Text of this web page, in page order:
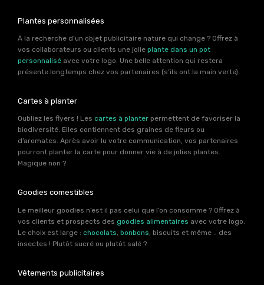
Plantes personnalisées
À la recherche d’un objet publicitaire nature qui change ? Offrez à
vos collaborateurs ou clients une jolie plante dans un pot
personnalisé avec votre logo. Une belle attention qui restera
présente longtemps chez vos partenaires (s’ils ont la main verte).
Cartes à planter
Oubliez les flyers ! Les cartes à planter permettent de favoriser la
biodiversité. Elles contiennent des graines de fleurs ou
d’aromates. Après avoir lu votre communication, vos partenaires
pourront planter la carte pour donner vie à de jolies plantes.
Magique non ?
Goodies comestibles
Le meilleur goodies n’est il pas celui que l’on consomme ? Offrez à
vos clients et prospects des goodies alimentaires avec votre logo.
Le choix est large : chocolats, bonbons, biscuits et même .. des
insectes ! Plutôt sucré ou plutôt salé ?
Vêtements publicitaires